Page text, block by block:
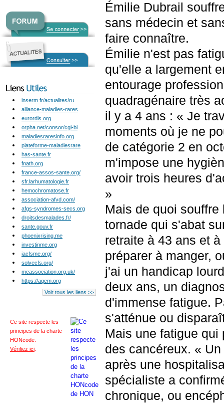
Émilie Dubrail
sans médecin et
faire connaître.
Émilie n'est pas
qu'elle a largement
entourage
quadragénaire très
il y a 4 ans : « Je
moments où je ne
de catégorie 2 en
m'impose une
avoir trois heures
»
Mais de quoi
tornade qui s'abat
retraite à 43 ans et
préparer à manger,
j'ai un handicap
deux ans, un
d'immense fatigue.
s'atténue ou
Mais une fatigue qui
des cancéreux. «
après une
spécialiste a
chronique, ou
inserm.fr/actualites/ru
alliance-maladies-rares
eurordis.org
orpha.net/consor/cgi-bi
maladiesraresinfo.org
plateforme-maladiesrare
has-sante.fr
fnath.org
france-assos-sante.org/
sfr.larhumatologie.fr
hemochromatose.fr
association-afvd.com/
afgs-syndromes-secs.org
droitsdesmalades.fr/
sante.gouv.fr
phoenixrising.me
investinme.org
iacfsme.org/
solvecfs.org/
meassociation.org.uk/
https://aqem.org
Voir tous les liens >>
Ce site respecte les
principes de la charte
HONcode
Vérifiez ici